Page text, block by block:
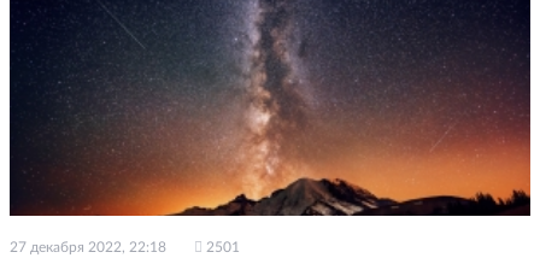
27 декабря 2022, 22:18 2501